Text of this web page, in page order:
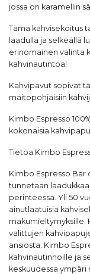
jossa on karamellin
Tämä kahvisekoitus
laadulla ja selkeällä
erinomainen valinta
kahvinautintoa!
Kahvipavut sopivat
maitopohjaisiin
Kimbo Espresso
kokonaisia
Tietoa Kimbo
Kimbo Espresso Bar
tunnetaan
perinteessä. Yli 50
ainutlaatuisia
makumieltymyksille.
valittujen
ansiosta. Kimbo
kahvinautinnoille ja
keskuudessa ympäri